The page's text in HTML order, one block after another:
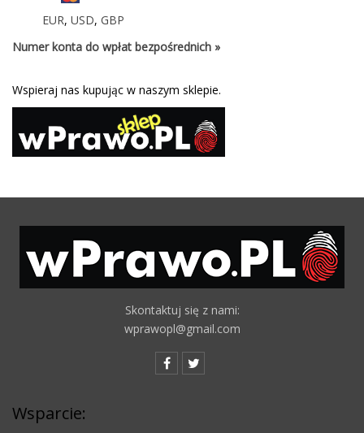
EUR, USD, GBP
Numer konta do wpłat bezpośrednich »
Wspieraj nas kupując w naszym sklepie.
Skontaktuj się z nami:
wprawopl@gmail.com
Wsparcie: